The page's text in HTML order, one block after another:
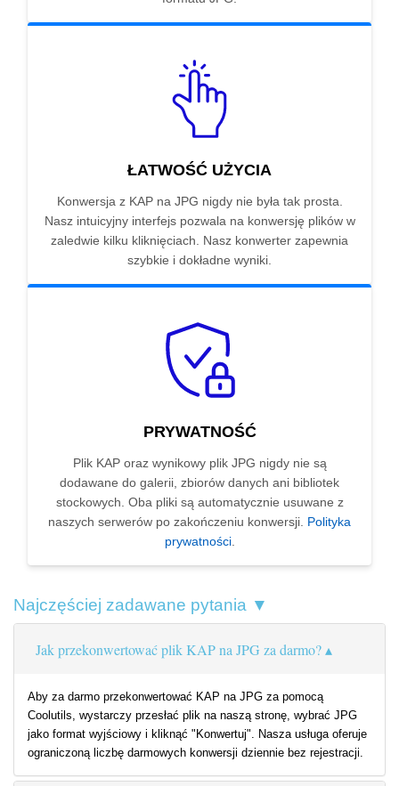
ŁATWOŚĆ UŻYCIA
Konwersja z KAP na JPG nigdy nie była tak prosta.
Nasz intuicyjny interfejs pozwala na konwersję plików w
zaledwie kilku kliknięciach. Nasz konwerter zapewnia
szybkie i dokładne wyniki.
PRYWATNOŚĆ
Plik KAP oraz wynikowy plik JPG nigdy nie są
dodawane do galerii, zbiorów danych ani bibliotek
stockowych. Oba pliki są automatycznie usuwane z
naszych serwerów po zakończeniu konwersji. Polityka
prywatności.
Najczęściej zadawane pytania ▼
Jak przekonwertować plik KAP na JPG za darmo?
Aby za darmo przekonwertować KAP na JPG za pomocą
Coolutils, wystarczy przesłać plik na naszą stronę, wybrać JPG
jako format wyjściowy i kliknąć "Konwertuj". Nasza usługa oferuje
ograniczoną liczbę darmowych konwersji dziennie bez rejestracji.